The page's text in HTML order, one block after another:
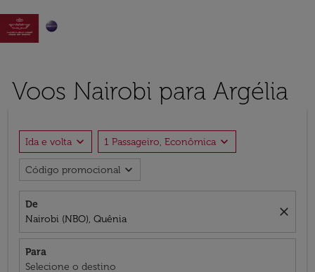

Voos Nairobi para Argélia
Ida e volta expand_more 1 Passageiro, Econômica expand_more
Código promocional expand_more
De
Nairobi (NBO), Quênia
close
Para
Selecione o destino